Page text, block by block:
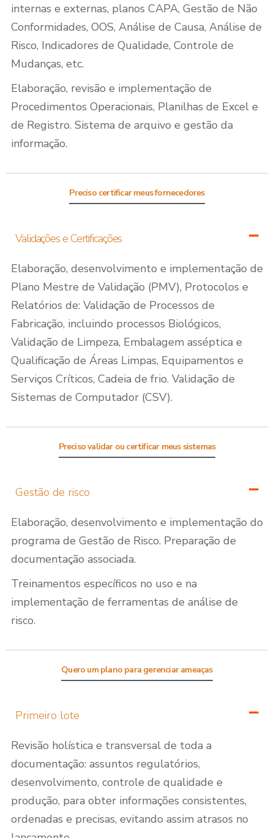
internas e externas, planos CAPA, Gestão de Não
Conformidades, OOS, Análise de Causa, Análise de
Risco, Indicadores de Qualidade, Controle de
Mudanças, etc.
Elaboração, revisão e implementação de
Procedimentos Operacionais, Planilhas de Excel e
de Registro. Sistema de arquivo e gestão da
informação.
Preciso certificar meus fornecedores
Validações e Certificações
Elaboração, desenvolvimento e implementação de
Plano Mestre de Validação (PMV), Protocolos e
Relatórios de: Validação de Processos de
Fabricação, incluindo processos Biológicos,
Validação de Limpeza, Embalagem asséptica e
Qualificação de Áreas Limpas, Equipamentos e
Serviços Críticos, Cadeia de frio. Validação de
Sistemas de Computador (CSV).
Preciso validar ou certificar meus sistemas
Gestão de risco
Elaboração, desenvolvimento e implementação do
programa de Gestão de Risco. Preparação de
documentação associada.
Treinamentos específicos no uso e na
implementação de ferramentas de análise de
risco.
Quero um plano para gerenciar ameaças
Primeiro lote
Revisão holística e transversal de toda a
documentação: assuntos regulatórios,
desenvolvimento, controle de qualidade e
produção, para obter informações consistentes,
ordenadas e precisas, evitando assim atrasos no